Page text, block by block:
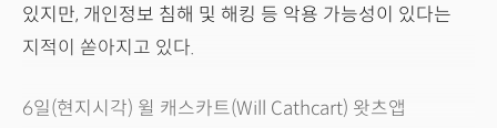
있지만, 개인정보 침해 및 해킹 등 악용 가능성이 있다는
지적이 쏟아지고 있다.
6일(현지시각) 윌 캐스카트(Will Cathcart) 왓츠앱